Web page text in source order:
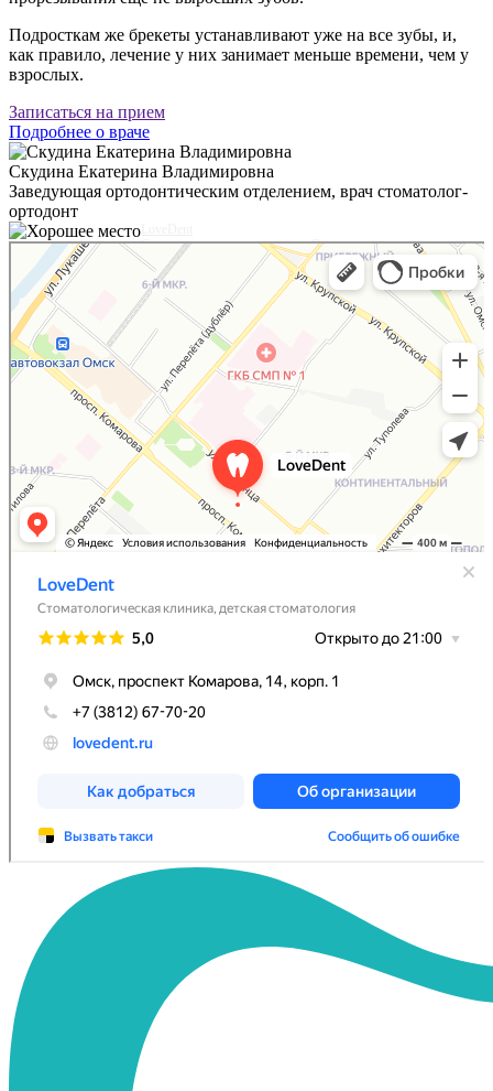
Подросткам же брекеты устанавливают уже на все зубы, и,
как правило, лечение у них занимает меньше времени, чем у
взрослых.
Записаться на прием
Подробнее о враче
Скудина Екатерина Владимировна
Заведующая ортодонтическим отделением, врач стоматолог-
ортодонт
Стоматологическая клиника в Омске